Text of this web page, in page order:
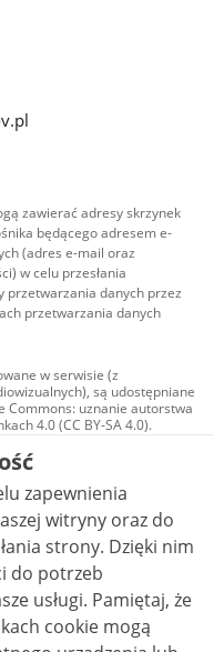
zawierać adresy skrzynek
będącego adresem e-
(adres e-mail oraz
w celu przesłania
przetwarzania danych przez
przetwarzania danych
w serwisie (z
są udostępniane
Commons: uznanie autorstwa
4.0 (CC BY-SA 4.0).
w tym zdjęcia, materiały
na licencji typu
autorstwa użycie
zależnych 4.0 (CC BY-
to stwierdzone inaczej.
zapewnienia
witryny oraz do
Dzięki nim
do potrzeb
Pamiętaj, że
cookie mogą